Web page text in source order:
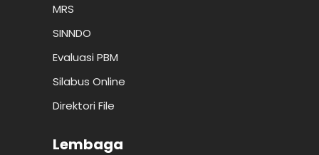
MRS
SINNDO
Evaluasi PBM
Silabus Online
Direktori File
Lembaga